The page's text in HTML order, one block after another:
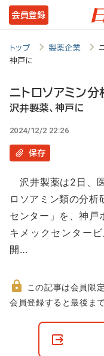
メ
イ
テ
ツ
に
会員登録
トップ 製薬企業
神戸に
ニトロソアミン
沢井製薬、神戸に
2024/12/2 22:26
保存
沢井製薬は2日、
ロソアミン類の分
センター」を、神戸
キメックセンター
開…
非
この記事は会員限
会員登録すると最後ま